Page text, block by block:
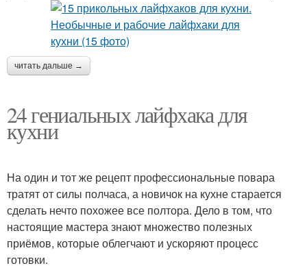
читать дальше →
24 гениальных лайфхака для
кухни
На один и тот же рецепт профессиональные повара
тратят от силы полчаса, а новичок на кухне старается
сделать нечто похожее все полтора. Дело в том, что
настоящие мастера знают множество полезных
приёмов, которые облегчают и ускоряют процесс
готовки.